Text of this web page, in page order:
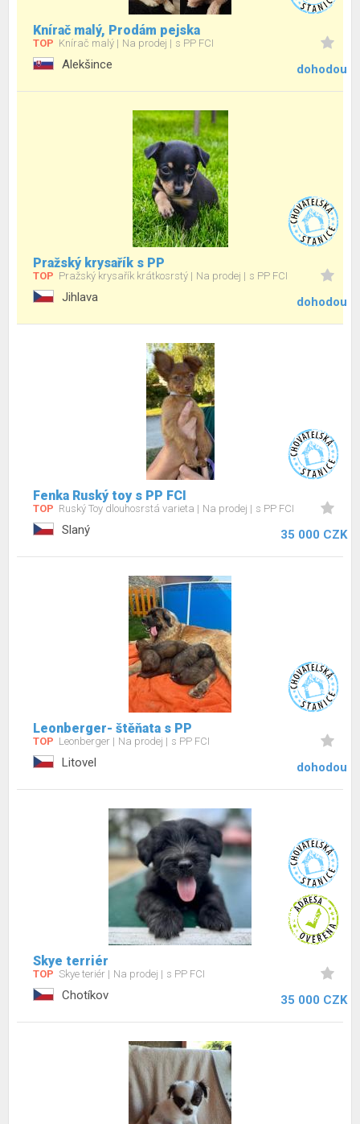
Knírač malý, Prodám pejska
TOP Knírač malý Na prodej s PP FCI
Alekšince dohodou
Pražský krysařík s PP
TOP Pražský krysařík krátkosrstý Na prodej s PP FCI
Jihlava dohodou
Fenka Ruský toy s PP FCI
TOP Ruský Toy dlouhosrstá varieta Na prodej s PP FCI
Slaný 35 000 CZK
Leonberger- štěňata s PP
TOP Leonberger Na prodej s PP FCI
Litovel dohodou
Skye terriér
TOP Skye teriér Na prodej s PP FCI
Chotíkov 35 000 CZK